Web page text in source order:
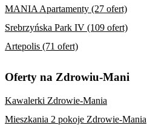
MANIA Apartamenty (27 ofert)
Srebrzyńska Park IV (109 ofert)
Artepolis (71 ofert)
Oferty na Zdrowiu-Mani
Kawalerki Zdrowie-Mania
Mieszkania 2 pokoje Zdrowie-Mania